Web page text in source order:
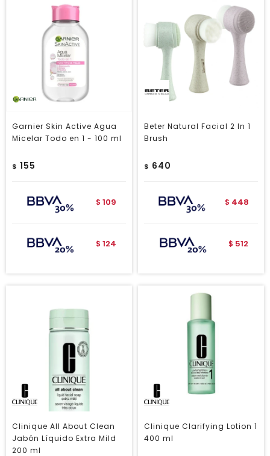
Garnier Skin Active Agua
Micelar Todo en 1 - 100 ml
$ 155
$ 109
$ 124
Beter Natural Facial 2 In 1
Brush
$ 640
$ 448
$ 512
Clinique All About Clean
Jabón Líquido Extra Mild
200 ml
Clinique Clarifying Lotion 1
400 ml